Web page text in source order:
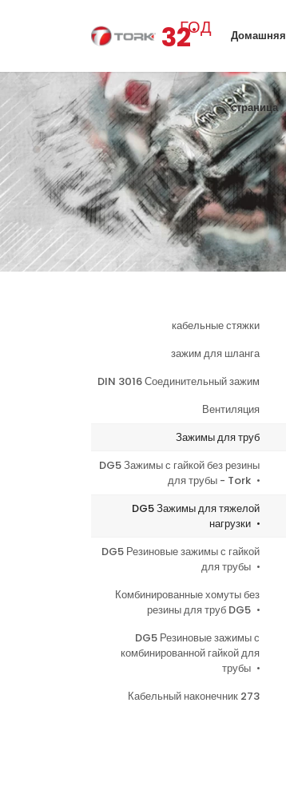
32.
ГОД Домашняя
страница
кабельные стяжки
зажим для шланга
DIN 3016 Соединительный зажим
Вентиляция
Зажимы для труб
DG5 Зажимы с гайкой без резины
для трубы - Tork
DG5 Зажимы для тяжелой
нагрузки
DG5 Резиновые зажимы с гайкой
для трубы
Комбинированные хомуты без
резины для труб DG5
DG5 Резиновые зажимы с
комбинированной гайкой для
трубы
Кабельный наконечник 273